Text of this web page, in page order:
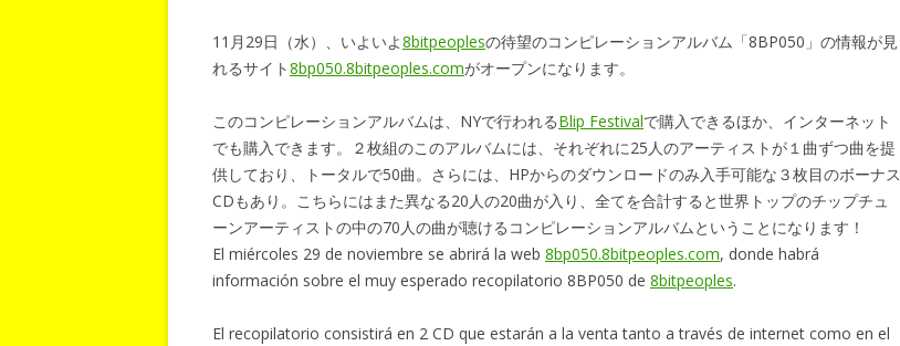
11月29日（水）、いよいよ8bitpeoplesの待望のコンピレーションアルバム「8BP050」の情報が見
れるサイト8bp050.8bitpeoples.comがオープンになります。
このコンピレーションアルバムは、NYで行われるBlip Festivalで購入できるほか、インターネット
でも購入できます。２枚組のこのアルバムには、それぞれに25人のアーティストが１曲ずつ曲を提
供しており、トータルで50曲。さらには、HPからのダウンロードのみ入手可能な３枚目のボーナス
CDもあり。こちらにはまた異なる20人の20曲が入り、全てを合計すると世界トップのチップチュ
ーンアーティストの中の70人の曲が聴けるコンピレーションアルバムということになります！
El miércoles 29 de noviembre se abrirá la web 8bp050.8bitpeoples.com, donde habrá
información sobre el muy esperado recopilatorio 8BP050 de 8bitpeoples.
El recopilatorio consistirá en 2 CD que estarán a la venta tanto a través de internet como en el